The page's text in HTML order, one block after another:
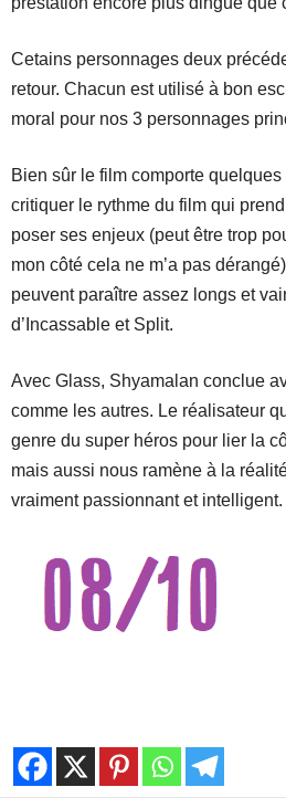
Cetains personnages deux
retour. Chacun est utilisé à bon
moral pour nos 3 personnages
Bien sûr le film comporte
critiquer le rythme du film qui
poser ses enjeux (peut être trop
mon côté cela ne m’a pas
peuvent paraître assez longs et
d’Incassable et Split.
Avec Glass, Shyamalan conclue
comme les autres. Le réalisateur
genre du super héros pour lier la
mais aussi nous ramène à la
vraiment passionnant et